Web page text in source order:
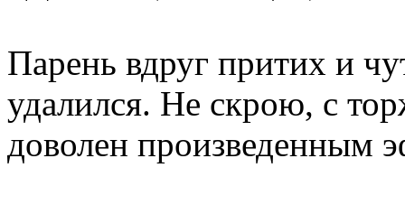
Парень вдруг притих и
удалился. Не скрою, с
доволен произведенным